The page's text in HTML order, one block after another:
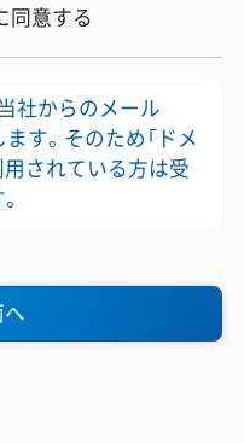
同意する
社からのメール
す。そのため「ドメ
されている方は受